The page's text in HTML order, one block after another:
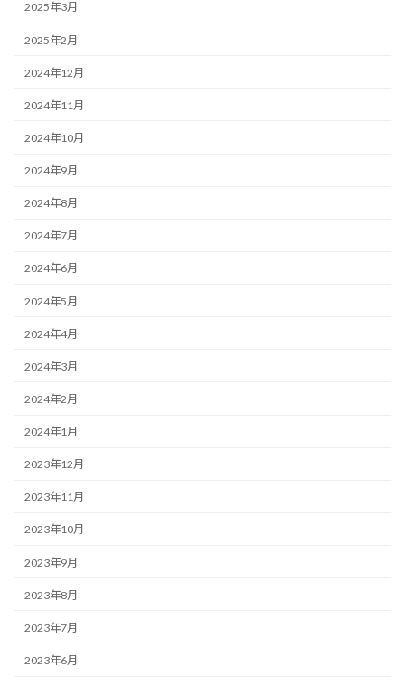
2025年3月
2025年2月
2024年12月
2024年11月
2024年10月
2024年9月
2024年8月
2024年7月
2024年6月
2024年5月
2024年4月
2024年3月
2024年2月
2024年1月
2023年12月
2023年11月
2023年10月
2023年9月
2023年8月
2023年7月
2023年6月